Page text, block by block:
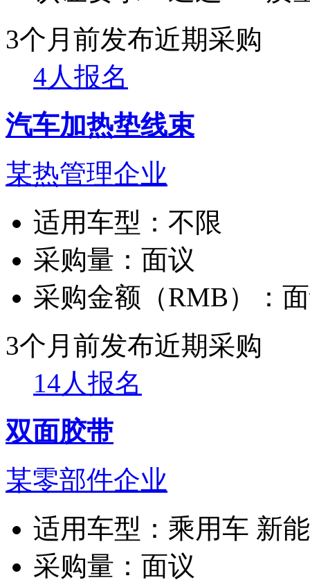
3个月前发布近期采购
4人报名
汽车加热垫线束
某热管理企业
适用车型： 不限
采购量： 面议
采购金额（RMB）：
3个月前发布近期采购
14人报名
双面胶带
某零部件企业
适用车型： 乘用车 新
采购量： 面议